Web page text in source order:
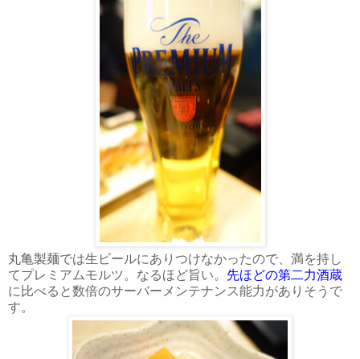
丸亀製麺では生ビールにありつけなかったので、満を持し
てプレミアムモルツ。なるほど旨い。 先ほどの第二力酒蔵
に比べると数倍のサーバーメンテナンス能力がありそうで
す。